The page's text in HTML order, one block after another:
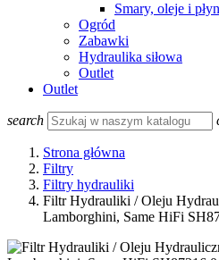
Smary, oleje i
Ogród
Zabawki
Hydraulika siłowa
Outlet
Outlet
search
Strona główna
Filtry
Filtry hydrauliki
Filtr Hydrauliki / Oleju
Lamborghini, Same HiFi